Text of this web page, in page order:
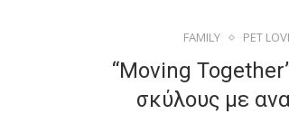
FAMILY PET
“Moving
σκύλους με